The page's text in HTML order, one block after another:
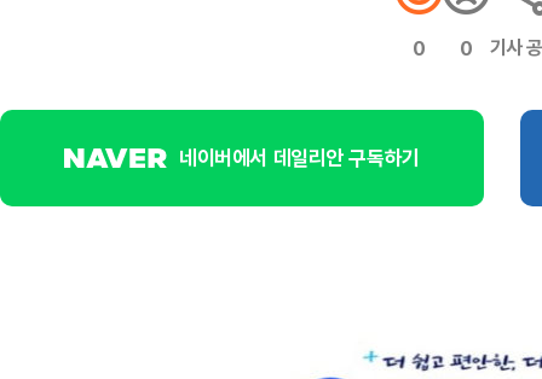
0 0 기사
네이버에서 데일리안 구독하기